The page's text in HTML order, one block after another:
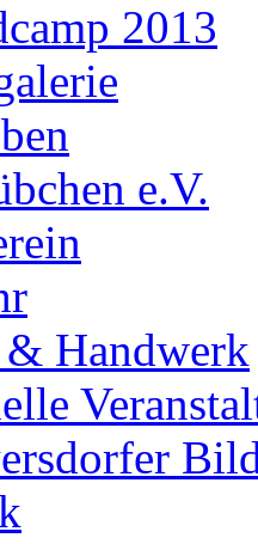
2013
e.V.
& Handwerk